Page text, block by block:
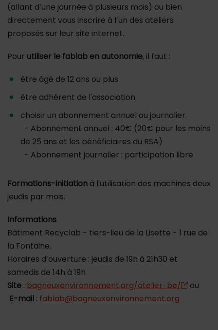
(allant d’une journée à plusieurs mois) ou bien
directement vous inscrire à l’un des ateliers
proposés sur leur site internet.
Pour utiliser le fablab en autonomie, il faut :
être âgé de 12 ans ou plus
être adhérent de l'association
choisir un abonnement annuel ou journalier.
- Abonnement annuel : 40€ (20€ pour les moins
de 25 ans et les bénéficiaires du RSA)
- Abonnement journalier : participation libre
Formations-initiation à l'utilisation des machines deux
jeudis par mois.
Informations
Bâtiment Recyclab - tiers-lieu de la Lisette - 1 rue de
la Fontaine.
Horaires d’ouverture : jeudis de 19h à 21h30 et
samedis de 14h à 19h
Site : bagneuxenvironnement.org/atelier-be/
ou
E-mail : fablab@bagneuxenvironnement.org